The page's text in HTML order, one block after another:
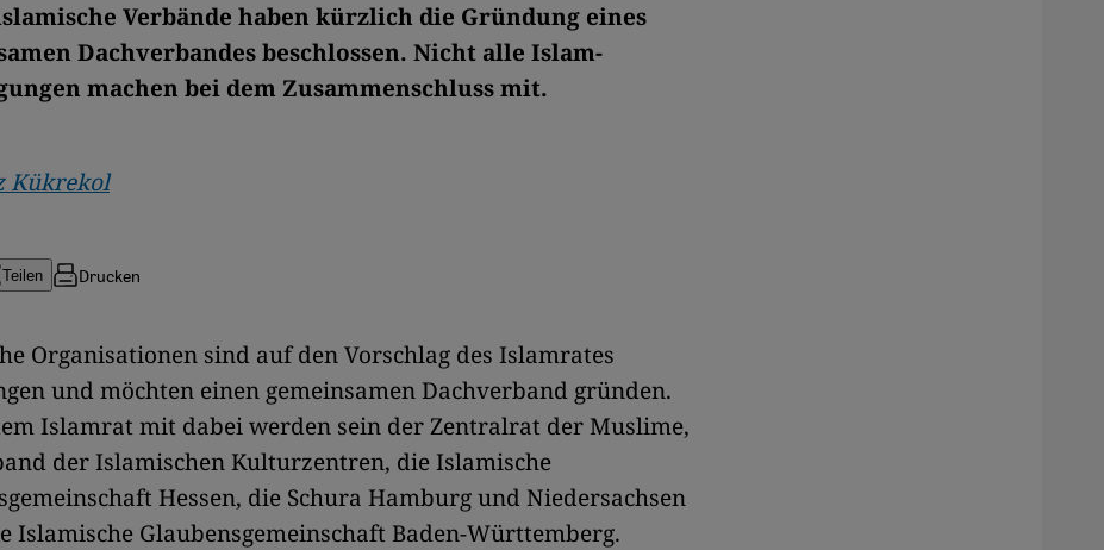
Verbände haben kürzlich die Gründung eines
Dachverbandes beschlossen. Nicht alle Islam-
machen bei dem Zusammenschluss mit.
Kükrekol
Teilen Drucken
Organisationen sind auf den Vorschlag des Islamrates
und möchten einen gemeinsamen Dachverband gründen.
Islamrat mit dabei werden sein der Zentralrat der Muslime,
der Islamischen Kulturzentren, die Islamische
Hessen, die Schura Hamburg und Niedersachsen
Islamische Glaubensgemeinschaft Baden-Württemberg.